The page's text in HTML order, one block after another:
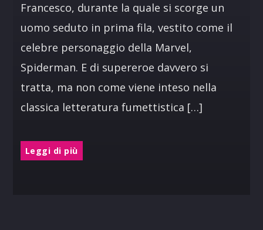
Francesco, durante la quale si scorge un
uomo seduto in prima fila, vestito come il
celebre personaggio della Marvel,
Spiderman. E di supereroe davvero si
tratta, ma non come viene inteso nella
classica letteratura fumettistica […]
Leggi di più